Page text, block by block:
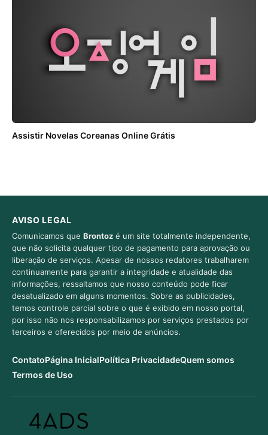
Assistir Novelas Coreanas Online Grátis
AVISO LEGAL
Comunicamos que Brontoz é um site totalmente independente,
que não solicita qualquer tipo de pagamento para aprovação ou
liberação de serviços. Apesar de nossos redatores trabalharem
continuamente para garantir a integridade e atualidade das
informações, ressaltamos que nosso conteúdo pode ficar
desatualizado em alguns momentos. Sobre as publicidades,
temos controle parcial sobre o que é exibido em nosso portal,
por isso não nos responsabilizamos por serviços prestados por
terceiros e oferecidos por meio de anúncios.
ContatoPágina InicialPolítica PrivacidadeQuem somos
Termos de Uso